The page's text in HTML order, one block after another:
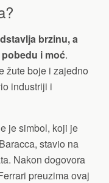
brzinu, a
i moć.
žute boje i zajedno
industriji i
je simbol, koji je
stavio na
Nakon dogovora
preuzima ovaj